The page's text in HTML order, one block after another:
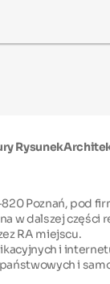
Poznań, pod
w dalszej części
RA miejscu.
i
i